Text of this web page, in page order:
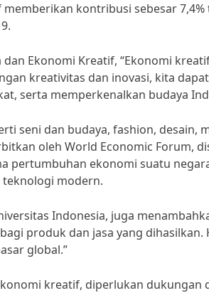
kontribusi sebesar
Ekonomi Kreatif, “Ekonomi
kreativitas dan inovasi, kita
serta memperkenalkan budaya
seni dan budaya, fashion, desain,
oleh World Economic Forum,
pertumbuhan ekonomi suatu
modern.
Indonesia, juga
produk dan jasa yang dihasilkan.
global.”
kreatif, diperlukan dukungan